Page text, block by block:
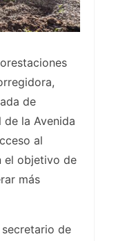
de
la Avenida
al
el objetivo de
más
de